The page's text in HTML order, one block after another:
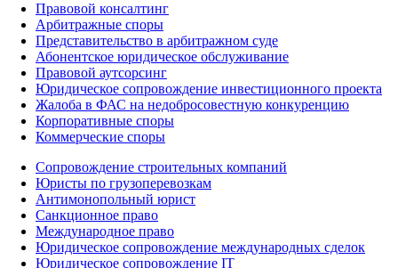
Правовой консалтинг
Арбитражные споры
Представительство в арбитражном суде
Абонентское юридическое обслуживание
Правовой аутсорсинг
Юридическое сопровождение инвестиционного проекта
Жалоба в ФАС на недобросовестную конкуренцию
Корпоративные споры
Коммерческие споры
Сопровождение строительных компаний
Юристы по грузоперевозкам
Антимонопольный юрист
Санкционное право
Международное право
Юридическое сопровождение международных сделок
Юридическое сопровождение IT